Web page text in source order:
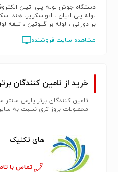
دستگاه جوش لوله پلی اتیلن
لوله پلی اتیلن ، اتواسکراپر، هند
بر دورانی ، لوله بر گیوتین ، تیغه
مشاهده سایت فروشنده
خرید از تامین کنندگان
تامین کنندگان برتر پارس سنتر
محصولات بروز تری نسبت به سایر
های تکنیک
تماس با